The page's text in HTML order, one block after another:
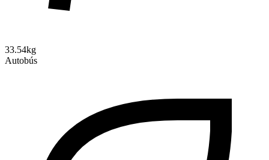
33.54kg
Autobús